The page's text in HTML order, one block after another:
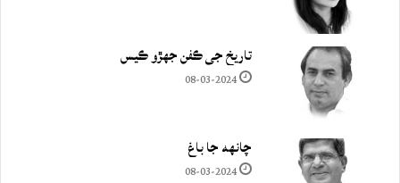
تاريخ جي ڪفن جھڙو ڪيس
08-03-2024
چانهه جا باغ
08-03-2024